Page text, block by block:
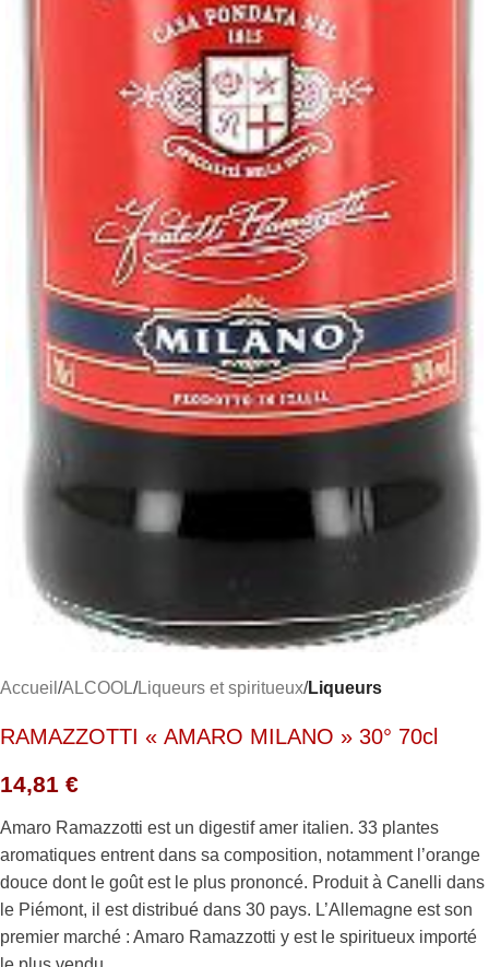
Accueil ALCOOL Liqueurs et spiritueux Liqueurs
RAMAZZOTTI « AMARO MILANO » 30° 70cl
14,81 €
Amaro Ramazzotti est un digestif amer italien. 33 plantes
aromatiques entrent dans sa composition, notamment l’orange
douce dont le goût est le plus prononcé. Produit à Canelli dans
le Piémont, il est distribué dans 30 pays. L’Allemagne est son
premier marché : Amaro Ramazzotti y est le spiritueux importé